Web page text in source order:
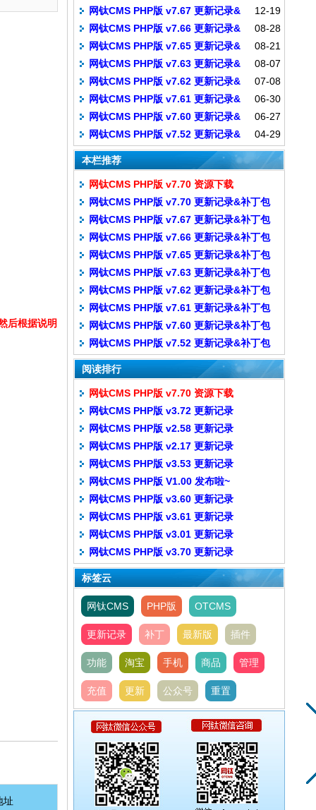
后根据说明
址
补丁包
12-19
网钛CMS PHP版 v7.67 更新记录&
补丁包
08-28
网钛CMS PHP版 v7.66 更新记录&
补丁包
08-21
网钛CMS PHP版 v7.65 更新记录&
补丁包
08-07
网钛CMS PHP版 v7.63 更新记录&
补丁包
07-08
网钛CMS PHP版 v7.62 更新记录&
补丁包
06-30
网钛CMS PHP版 v7.61 更新记录&
补丁包
06-27
网钛CMS PHP版 v7.60 更新记录&
补丁包
04-29
网钛CMS PHP版 v7.52 更新记录&
补丁包
本栏推荐
网钛CMS PHP版 v7.70 资源下载
网钛CMS PHP版 v7.70 更新记录&补丁包
网钛CMS PHP版 v7.67 更新记录&补丁包
网钛CMS PHP版 v7.66 更新记录&补丁包
网钛CMS PHP版 v7.65 更新记录&补丁包
网钛CMS PHP版 v7.63 更新记录&补丁包
网钛CMS PHP版 v7.62 更新记录&补丁包
网钛CMS PHP版 v7.61 更新记录&补丁包
网钛CMS PHP版 v7.60 更新记录&补丁包
网钛CMS PHP版 v7.52 更新记录&补丁包
阅读排行
网钛CMS PHP版 v7.70 资源下载
网钛CMS PHP版 v3.72 更新记录
网钛CMS PHP版 v2.58 更新记录
网钛CMS PHP版 v2.17 更新记录
网钛CMS PHP版 v3.53 更新记录
网钛CMS PHP版 V1.00 发布啦~
网钛CMS PHP版 v3.60 更新记录
网钛CMS PHP版 v3.61 更新记录
网钛CMS PHP版 v3.01 更新记录
网钛CMS PHP版 v3.70 更新记录
标签云
网钛CMS PHP版 OTCMS
更新记录 补丁 最新版 插件
功能 淘宝 手机 商品 管理
充值 更新 公众号 重置